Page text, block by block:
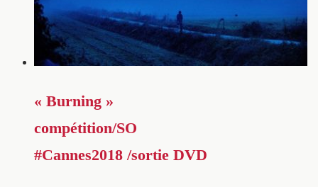
« Burning »
compétition/SO
#Cannes2018 /sortie DVD